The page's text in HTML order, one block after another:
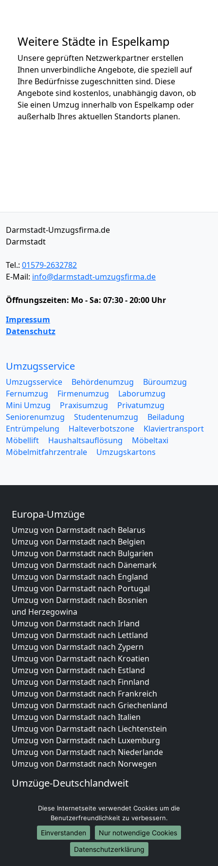
Weitere Städte in Espelkamp
Unsere geprüften Netzwerkpartner erstellen
Ihnen unverbindliche Angebote, die speziell auf
Ihre Bedürfnisse zugeschnitten sind. Diese
Angebote sind kostenlos, unabhängig davon, ob
Sie einen Umzug innerhalb von Espelkamp oder
außerhalb Ihres aktuellen Standorts planen.
Darmstadt-Umzugsfirma.de
Darmstadt
Tel.: 01579-2632782
E-Mail: info@darmstadt-umzugsfirma.de
Öffnungszeiten: Mo - Sa: 07:30 - 20:00 Uhr
Impressum
Datenschutz
Umzugsservice
Umzugsservice Behördenumzug
Büroumzug
Fernumzug
Firmenumzug
Laborumzug
Mini Umzug
Praxisumzug
Privatumzug
Seniorenumzug
Studentenumzug
Beiladung
Entrümpelung
Halteverbotszone
Klaviertransport
Möbellift
Haushaltsauflösung
Möbeltaxi
Möbelmitfahrzentrale
Umzugskartons
Europa-Umzüge
Umzug von Darmstadt nach Belarus
Umzug von Darmstadt nach Belgien
Umzug von Darmstadt nach Bulgarien
Umzug von Darmstadt nach Dänemark
Umzug von Darmstadt nach England
Umzug von Darmstadt nach Portugal
Umzug von Darmstadt nach Bosnien
und Herzegowina
Umzug von Darmstadt nach Irland
Umzug von Darmstadt nach Lettland
Umzug von Darmstadt nach Zypern
Umzug von Darmstadt nach Kroatien
Umzug von Darmstadt nach Estland
Umzug von Darmstadt nach Finnland
Umzug von Darmstadt nach Frankreich
Umzug von Darmstadt nach Griechenland
Umzug von Darmstadt nach Italien
Umzug von Darmstadt nach Liechtenstein
Umzug von Darmstadt nach Luxemburg
Umzug von Darmstadt nach Niederlande
Umzug von Darmstadt nach Norwegen
Umzüge-Deutschlandweit
Umzug von Darmstadt nach Hamburg
Umzug von Darmstadt nach München
Umzug von Darmstadt nach Köln
Umzug von Darmstadt nach Frankfurt am Main
Umzug von Darmstadt nach Stuttgart
Diese Internetseite verwendet Cookies um die
Benutzerfreundlichkeit zu verbessern.
Einverstanden
Nur notwendige Cookies
Datenschutzerklärung